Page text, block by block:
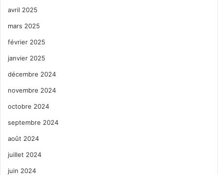
avril 2025
mars 2025
février 2025
janvier 2025
décembre 2024
novembre 2024
octobre 2024
septembre 2024
août 2024
juillet 2024
juin 2024